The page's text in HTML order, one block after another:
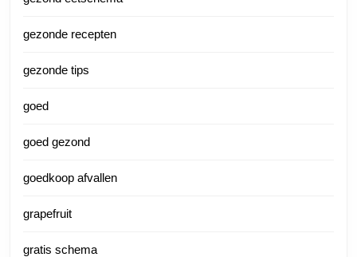
gezonde recepten
gezonde tips
goed
goed gezond
goedkoop afvallen
grapefruit
gratis schema